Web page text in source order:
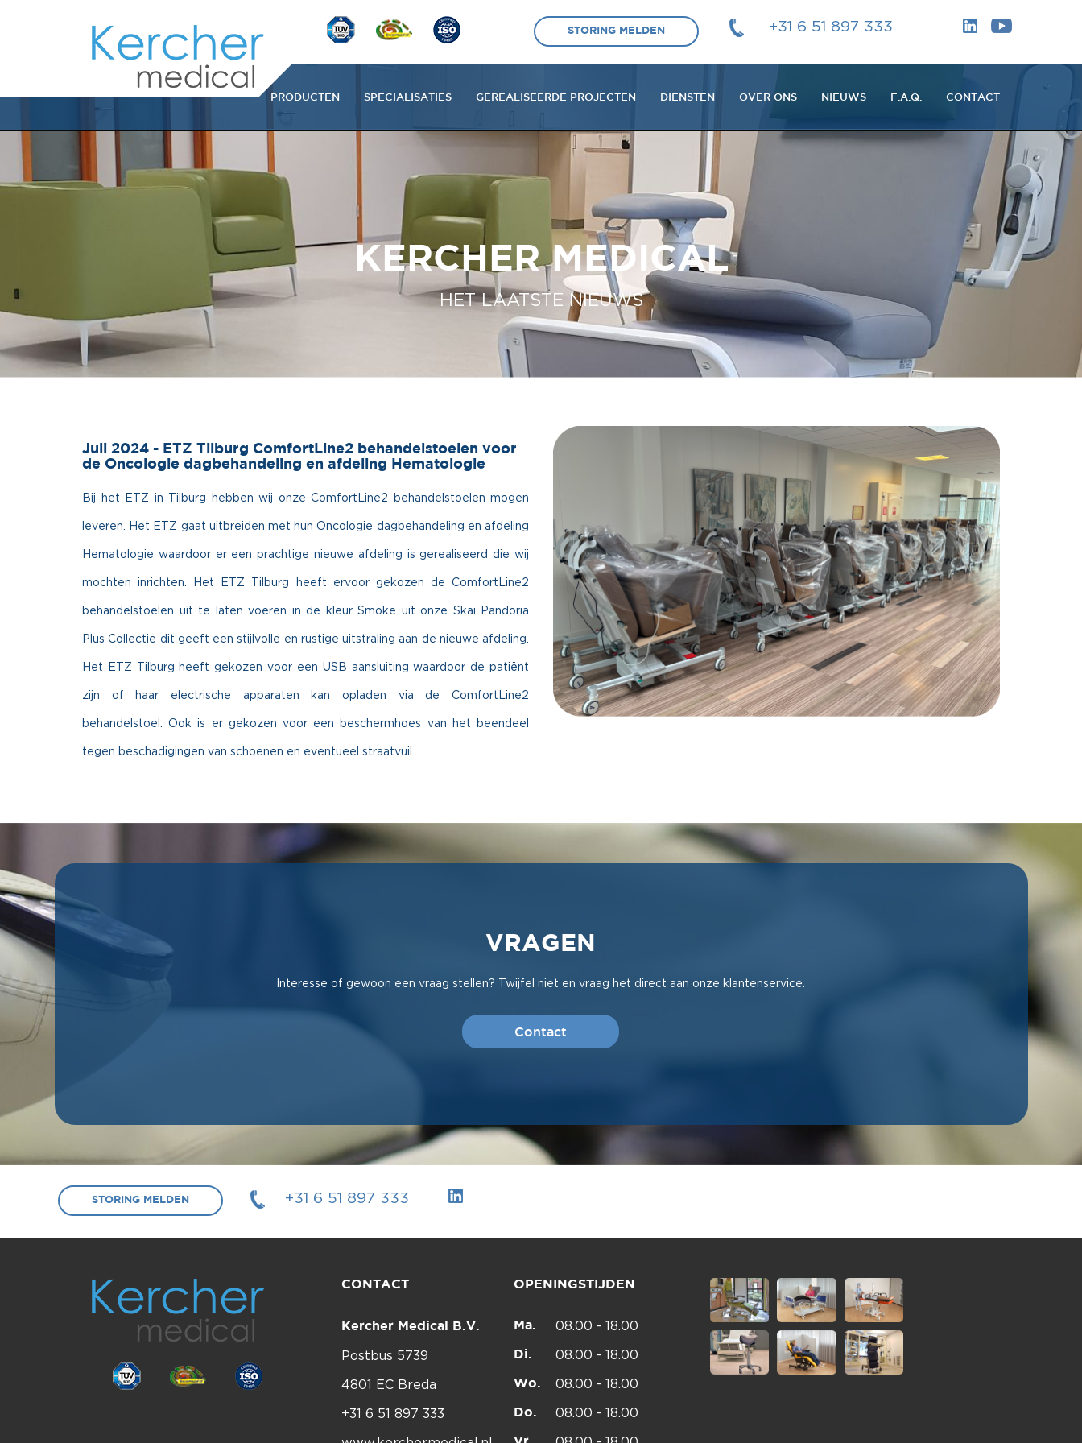
STORING MELDEN +31 6 51 897 333
PRODUCTEN SPECIALISATIES GEREALISEERDE PROJECTEN DIENSTEN OVER ONS NIEUWS F.A.Q. CONTACT
KERCHER MEDICAL
HET LAATSTE NIEUWS
Juli 2024 - ETZ Tilburg ComfortLine2 behandelstoelen voor
de Oncologie dagbehandeling en afdeling Hematologie
Bij het ETZ in Tilburg hebben wij onze ComfortLine2 behandelstoelen mogen
leveren. Het ETZ gaat uitbreiden met hun Oncologie dagbehandeling en afdeling
Hematologie waardoor er een prachtige nieuwe afdeling is gerealiseerd die wij
mochten inrichten. Het ETZ Tilburg heeft ervoor gekozen de ComfortLine2
behandelstoelen uit te laten voeren in de kleur Smoke uit onze Skai Pandoria
Plus Collectie dit geeft een stijlvolle en rustige uitstraling aan de nieuwe afdeling.
Het ETZ Tilburg heeft gekozen voor een USB aansluiting waardoor de patiënt
zijn of haar electrische apparaten kan opladen via de ComfortLine2
behandelstoel. Ook is er gekozen voor een beschermhoes van het beendeel
tegen beschadigingen van schoenen en eventueel straatvuil.
VRAGEN
Interesse of gewoon een vraag stellen? Twijfel niet en vraag het direct aan onze klantenservice.
Contact
STORING MELDEN +31 6 51 897 333
CONTACT
Kercher Medical B.V.
Postbus 5739
4801 EC Breda
+31 6 51 897 333
OPENINGSTIJDEN
Ma. 08.00 - 18.00
Di. 08.00 - 18.00
Wo. 08.00 - 18.00
Do. 08.00 - 18.00